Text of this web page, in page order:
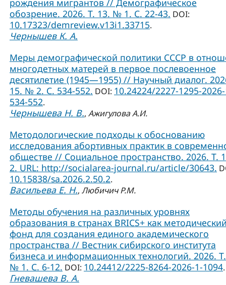
рождения мигрантов // Демографическое
обозрение. 2026. Т. 13. № 1. С. 22-43. DOI:
10.17323/demreview.v13i1.33715.
Чернышев К. А.
Меры демографической политики СССР в
многодетных матерей в первое послевоенное
десятилетие (1945—1955) // Научный диалог.
15. № 2. С. 534-552. DOI: 10.24224/2227-1295-
534-552.
Чернышева Н. В., Ажигулова А.И.
Методологические подходы к обоснованию
исследования абортивных практик в
обществе // Социальное пространство. 2026. Т.
2. URL: http://socialarea-journal.ru/article/30643.
10.15838/sa.2026.2.50.2.
Васильева Е. Н., Любичич Р.М.
Методы обучения на различных уровнях
образования в странах BRICS+ как
фонд для создания единого академического
пространства // Вестник сибирского института
бизнеса и информационных технологий. 2026.
№ 1. С. 6-12. DOI: 10.24412/2225-8264-2026-1-1094.
Гневашева В. А.